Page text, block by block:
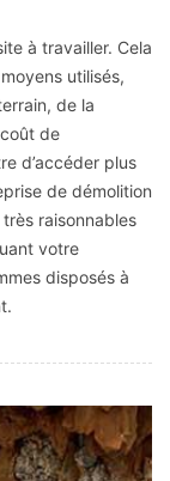
à travailler. Cela
utilisés,
de la
de
d’accéder plus
de démolition
raisonnables
votre
disposés à